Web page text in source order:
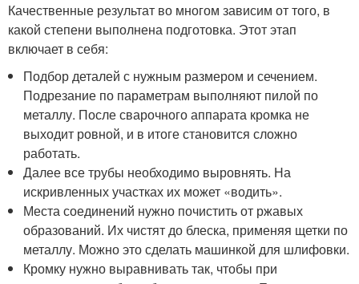
Качественные результат во многом зависим от того, в
какой степени выполнена подготовка. Этот этап
включает в себя:
Подбор деталей с нужным размером и сечением.
Подрезание по параметрам выполняют пилой по
металлу. После сварочного аппарата кромка не
выходит ровной, и в итоге становится сложно
работать.
Далее все трубы необходимо выровнять. На
искривленных участках их может «водить».
Места соединений нужно почистить от ржавых
образований. Их чистят до блеска, применяя щетки по
металлу. Можно это сделать машинкой для шлифовки.
Кромку нужно выравнивать так, чтобы при